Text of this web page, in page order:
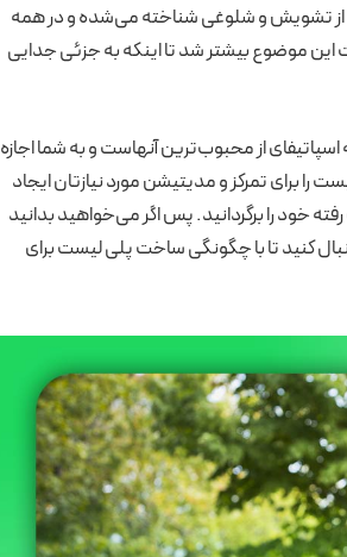
از تشویش و شلوغی شناخته می‌شده و در همه
این موضوع بیشتر شد تا اینکه به جزئی جدایی
از محبوب‌ترین آنهاست و به شما اجازه
برای تمرکز و مدیتیشن مورد نیازتان ایجاد
خود را برگردانید. پس اگر می‌خواهید بدانید
دنبال کنید تا با چگونگی ساخت پلی لیست برای